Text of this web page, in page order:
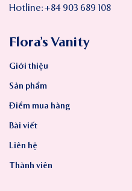
Hotline: +84 903 689 108
Flora’s Vanity
Giới thiệu
Sản phẩm
Điểm mua hàng
Bài viết
Liên hệ
Thành viên